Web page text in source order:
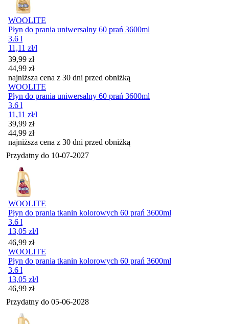
WOOLITE
Płyn do prania uniwersalny 60 prań 3600ml
3.6 l
11,11 zł/l
Cena promocyjna
39,99 zł
44,99 zł
najniższa cena z 30 dni przed obniżką
WOOLITE
Płyn do prania uniwersalny 60 prań 3600ml
3.6 l
11,11 zł/l
Cena promocyjna
39,99 zł
44,99 zł
najniższa cena z 30 dni przed obniżką
Przydatny do 10-07-2027
WOOLITE
Płyn do prania tkanin kolorowych 60 prań 3600ml
3.6 l
13,05 zł/l
Cena
46,99 zł
WOOLITE
Płyn do prania tkanin kolorowych 60 prań 3600ml
3.6 l
13,05 zł/l
Cena
46,99 zł
Przydatny do 05-06-2028